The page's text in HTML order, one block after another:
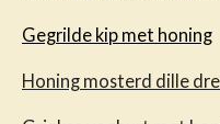
Gegrilde kip met honing
Honing mosterd dille